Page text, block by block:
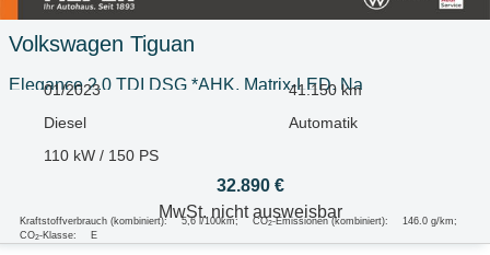
Volkswagen Tiguan
Elegance 2.0 TDI DSG *AHK, Matrix-LED, Na
01/2023
41.150 km
Diesel
Automatik
110 kW / 150 PS
32.890 €
MwSt. nicht ausweisbar
Kraftstoffverbrauch (kombiniert): 5,6 l/100km; CO2-Emissionen (kombiniert): 146.0 g/km;
CO2-Klasse: E